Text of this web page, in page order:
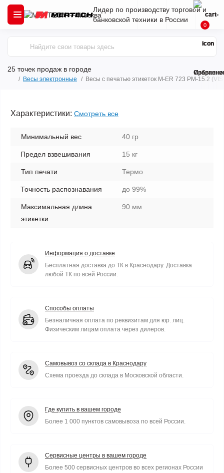
Лидер по производству торговой и
банковской техники в России
25 точек продаж в городе
0
Весы электронные Весы с печатью этикеток M-ER 723 PM-15.2
Характеристики: Смотреть все
Минимальный вес 40 гр
Предел взвешивания 15 кг
Тип печати Термо
Точность распознавания до 99%
Максимальная длина
этикетки
90 мм
Информация о доставке
Бесплатная доставка до ТК в Краснодару. Доставка
любой ТК по всей России.
Способы оплаты
Безналичная оплата по реквизитам для юр. лиц.
Физическим лицам оплата через дилеров.
Самовывоз со склада в Краснодару
Схема проезда до склада в Московской области.
Где купить в вашем городе
Более 1 000 пунктов самовывоза по всей России.
Сервисные центры в вашем городе
Более 500 сервисных центров во всех регионах России